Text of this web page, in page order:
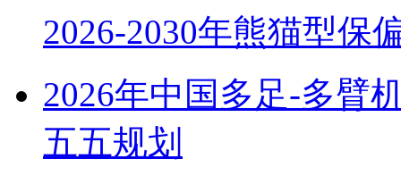
2026-2030年熊猫型保
2026年中国多足-多臂
五五规划